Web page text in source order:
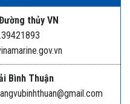
thủy VN
Bình Thuận